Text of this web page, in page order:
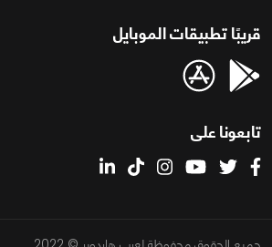
قريبًا تطبيقات الموبايل
تابعونا على